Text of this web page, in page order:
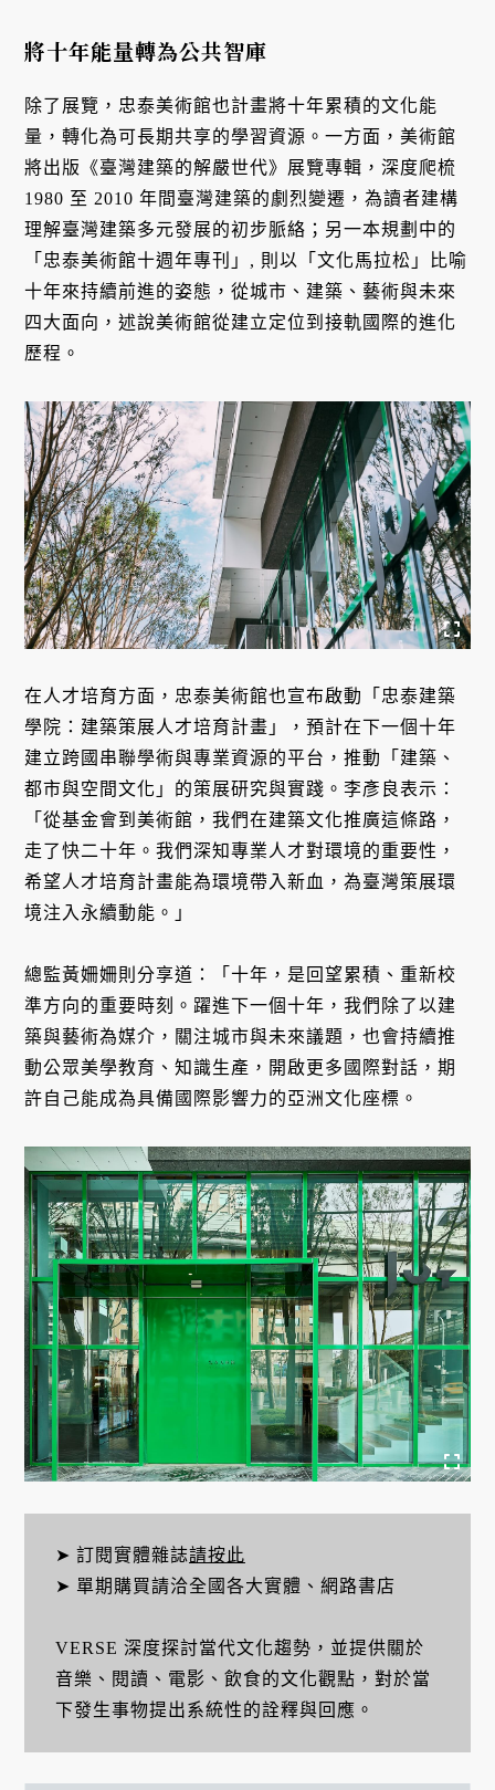
將十年能量轉為公共智庫
除了展覽，忠泰美術館也計畫將十年累積的文化能
量，轉化為可長期共享的學習資源。一方面，美術館
將出版《臺灣建築的解嚴世代》展覽專輯，深度爬梳
1980 至 2010 年間臺灣建築的劇烈變遷，為讀者建構
理解臺灣建築多元發展的初步脈絡；另一本規劃中的
「忠泰美術館十週年專刊」, 則以「文化馬拉松」比喻
十年來持續前進的姿態，從城市、建築、藝術與未來
四大面向，述說美術館從建立定位到接軌國際的進化
歷程。
在人才培育方面，忠泰美術館也宣布啟動「忠泰建築
學院：建築策展人才培育計畫」，預計在下一個十年
建立跨國串聯學術與專業資源的平台，推動「建築、
都市與空間文化」的策展研究與實踐。李彥良表示：
「從基金會到美術館，我們在建築文化推廣這條路，
走了快二十年。我們深知專業人才對環境的重要性，
希望人才培育計畫能為環境帶入新血，為臺灣策展環
境注入永續動能。」
總監黃姍姍則分享道：「十年，是回望累積、重新校
準方向的重要時刻。躍進下一個十年，我們除了以建
築與藝術為媒介，關注城市與未來議題，也會持續推
動公眾美學教育、知識生產，開啟更多國際對話，期
許自己能成為具備國際影響力的亞洲文化座標。
➤ 訂閱實體雜誌請按此
➤ 單期購買請洽全國各大實體、網路書店
VERSE 深度探討當代文化趨勢，並提供關於
音樂、閱讀、電影、飲食的文化觀點，對於當
下發生事物提出系統性的詮釋與回應。